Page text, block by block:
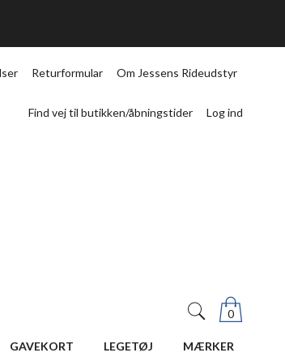
Returformular Om Jessens Rideudstyr
Find vej til butikken/åbningstider Log ind
0
GAVEKORT LEGETØJ MÆRKER